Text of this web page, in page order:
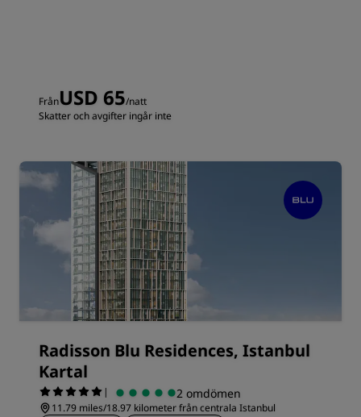
FrånUSD 65/natt
Skatter och avgifter ingår inte
Radisson Blu Residences, Istanbul
Kartal
| 2 omdömen
11.79 miles/18.97 kilometer från centrala Istanbul